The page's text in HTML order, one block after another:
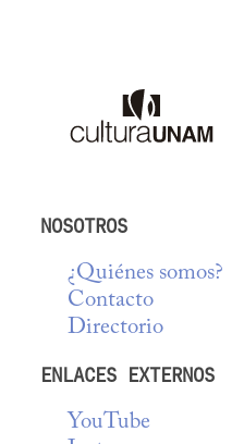
NOSOTROS
¿Quiénes somos?
Contacto
Directorio
ENLACES EXTERNOS
YouTube